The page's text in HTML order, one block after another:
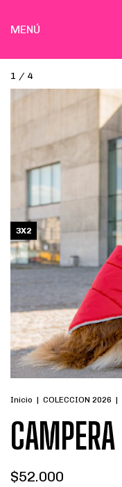
MENÚ
1 / 4
3X2
Inicio | COLECCION 2026 |
$52.000